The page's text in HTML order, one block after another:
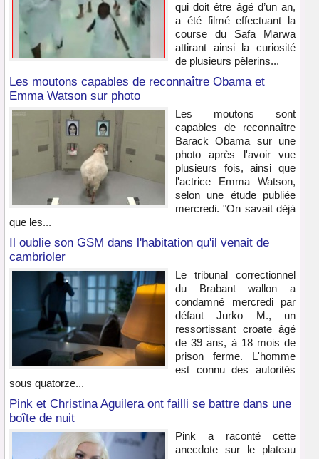
qui doit être âgé d’un an,
a été filmé effectuant la
course du Safa Marwa
attirant ainsi la curiosité
de plusieurs pèlerins...
Les moutons capables de reconnaître Obama et
Emma Watson sur photo
Les moutons sont
capables de reconnaître
Barack Obama sur une
photo après l'avoir vue
plusieurs fois, ainsi que
l'actrice Emma Watson,
selon une étude publiée
mercredi. "On savait déjà
que les...
Il oublie son GSM dans l'habitation qu'il venait de
cambrioler
Le tribunal correctionnel
du Brabant wallon a
condamné mercredi par
défaut Jurko M., un
ressortissant croate âgé
de 39 ans, à 18 mois de
prison ferme. L'homme
est connu des autorités
sous quatorze...
Pink et Christina Aguilera ont failli se battre dans une
boîte de nuit
Pink a raconté cette
anecdote sur le plateau